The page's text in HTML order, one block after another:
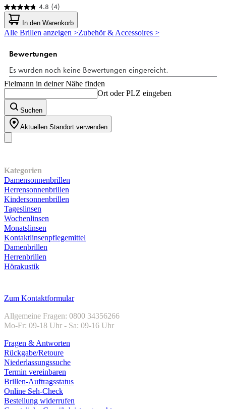
4.8 (4)
4.8
von
5
Sternen.
Bewertungen
In den Warenkorb
Alle Brillen anzeigen >Zubehör & Accessoires >
Fielmann in deiner Nähe finden
Ort oder PLZ eingeben
Suchen
Aktuellen Standort verwenden
Kategorien
Damensonnenbrillen
Herrensonnenbrillen
Kindersonnenbrillen
Tageslinsen
Wochenlinsen
Monatslinsen
Kontaktlinsenpflegemittel
Damenbrillen
Herrenbrillen
Hörakustik
Zum Kontaktformular
Allgemeine Fragen: 0800 34356266
Mo-Fr: 09-18 Uhr - Sa: 09-16 Uhr
Fragen & Antworten
Rückgabe/Retoure
Niederlassungssuche
Termin vereinbaren
Brillen-Auftragsstatus
Online Seh-Check
Bestellung widerrufen